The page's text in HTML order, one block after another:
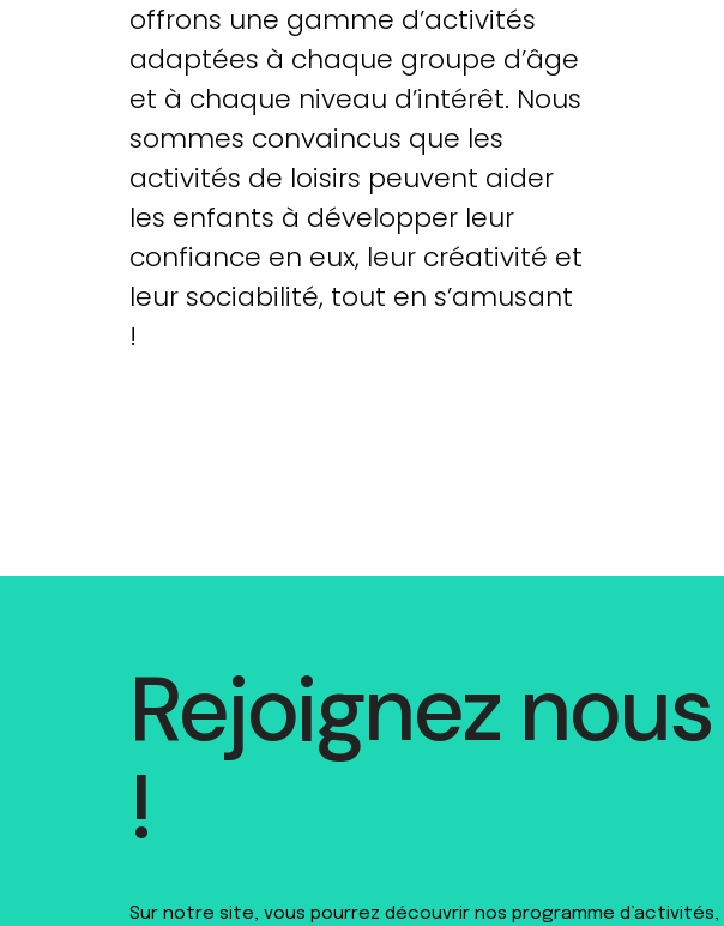
offrons une gamme d’activités
adaptées à chaque groupe d’âge
et à chaque niveau d’intérêt. Nous
sommes convaincus que les
activités de loisirs peuvent aider
les enfants à développer leur
confiance en eux, leur créativité et
leur sociabilité, tout en s’amusant
!
Rejoignez nous
!
Sur notre site, vous pourrez découvrir nos programme d’activités,